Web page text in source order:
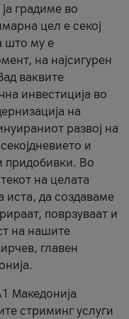
градиме во
цел е секој
што му е
на најсигурен
ваквите
инвестиција во
на
развој на
и
придобивки. Во
на целата
иста, да создаваме
поврзуваат и
на нашите
главен
Македонија
стриминг услуги